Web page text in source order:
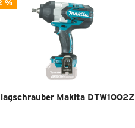
Makita DTW1002Z